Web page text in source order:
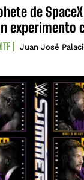
de
experimento
Juan José